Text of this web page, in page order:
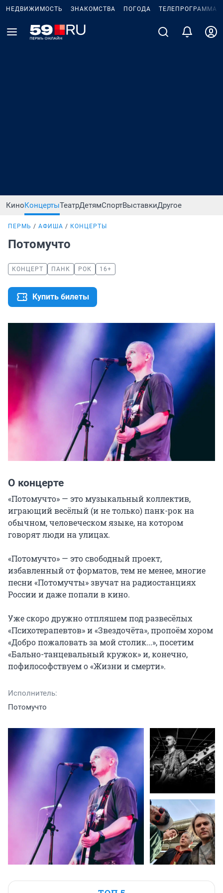
НЕДВИЖИМОСТЬ ЗНАКОМСТВА ПОГОДА ТЕЛЕПРОГРАММА
КиноКонцертыТеатрДетямСпортВыставкиДругое
ПЕРМЬ АФИША КОНЦЕРТЫ
Потомучто
КОНЦЕРТ ПАНК РОК 16+
Купить билеты
О концерте
«Потомучто» — это музыкальный коллектив,
играющий весёлый (и не только) панк-рок на
обычном, человеческом языке, на котором
говорят люди на улицах.
«Потомучто» — это свободный проект,
избавленный от форматов, тем не менее, многие
песни «Потомучты» звучат на радиостанциях
России и даже попали в кино.
Уже скоро дружно отпляшем под развесёлых
«Психотерапевтов» и «Звездочёта», пропоём хором
«Добро пожаловать за мой столик...», посетим
«Бально-танцевальный кружок» и, конечно,
пофилософствуем о «Жизни и смерти».
Исполнитель:
Потомучто